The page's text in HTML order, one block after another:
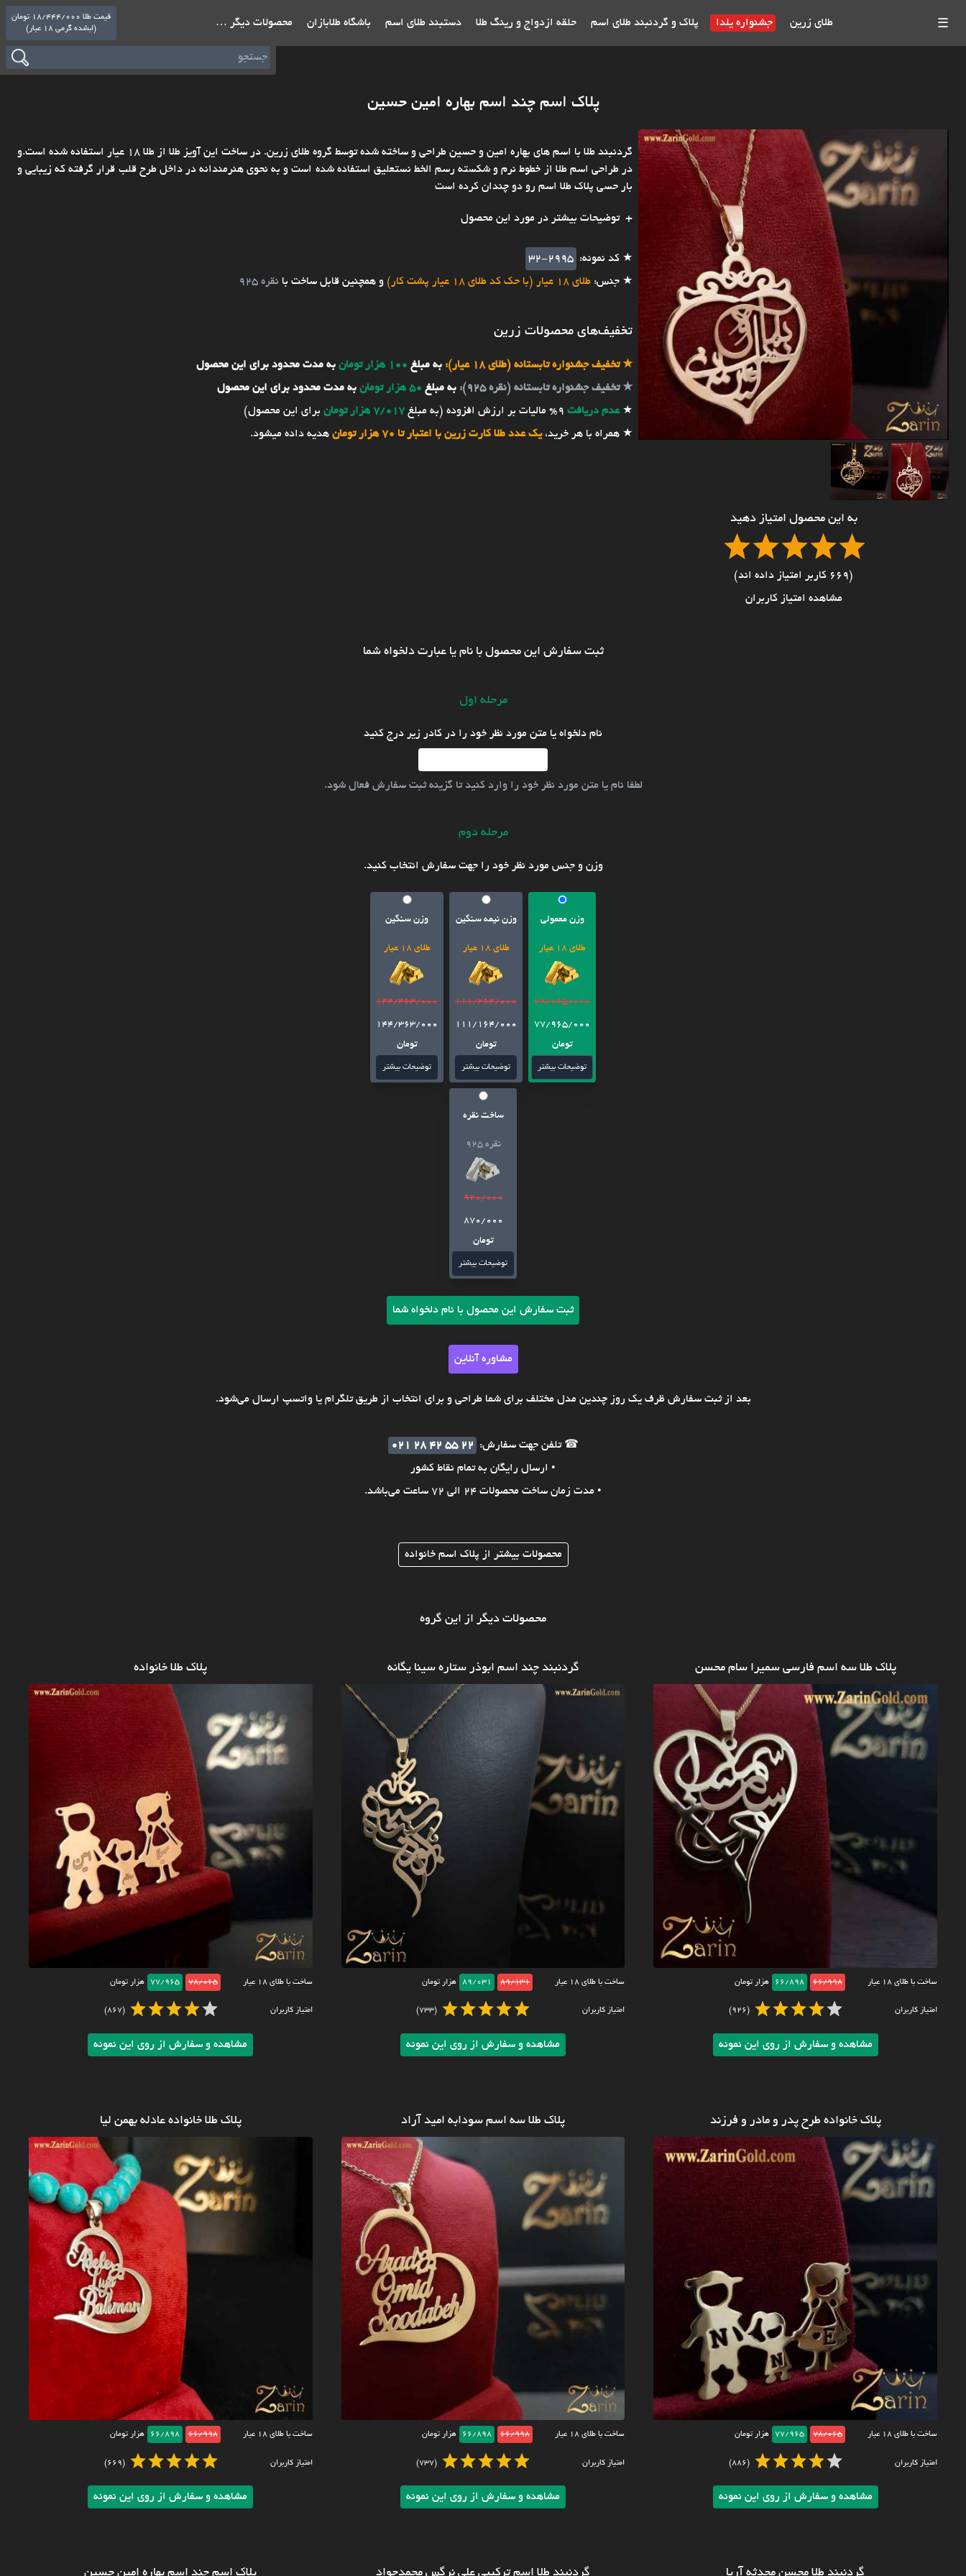
☰ طلای زرین جشنواره یلدا پلاک و گردنبند طلای اسم حلقه ازدواج و رینگ طلا دستبند طلای اسم باشگاه طلابازان محصولات دیگر …
قیمت طلا 18/444/000 تومان
(ابشده گرمی 18 عیار)
پلاک اسم چند اسم بهاره امین حسین
به این محصول امتیاز دهید
(669 کاربر امتیاز داده اند)
مشاهده امتیاز کاربران
گردنبند طلا با اسم های بهاره امین و حسین طراحی و ساخته شده توسط گروه طلای زرین. در ساخت این آویز طلا از طلا 18 عیار استفاده شده است.و
در طراحی اسم طلا از خطوط نرم و شکسته رسم الخط نستعلیق استفاده شده است و به نحوی هنرمندانه در داخل طرح قلب قرار گرفته که زیبایی و
بار حسی پلاک طلا اسم رو دو چندان کرده است
توضیحات بیشتر در مورد این محصول
★ کد نمونه: 32-2995
★ جنس: طلای 18 عیار (با حک کد طلای 18 عیار پشت کار) و همچنین قابل ساخت با نقره 925
تخفیف‌های محصولات زرین
★تخفیف جشنواره تابستانه (طلای 18 عیار): به مبلغ 100 هزار تومان
به مدت محدود برای این محصول
★تخفیف جشنواره تابستانه (نقره 925): به مبلغ 50 هزار تومان
به مدت محدود برای این محصول
★عدم دریافت 9% مالیات بر ارزش افزوده (به مبلغ 7/017 هزار تومان
برای این محصول)
★ همراه با هر خرید،یک عدد طلا کارت زرین با اعتبار تا 70 هزار تومان هدیه داده میشود.
ثبت سفارش این محصول با نام یا عبارت دلخواه شما
مرحله اول
نام دلخواه یا متن مورد نظر خود را در کادر زیر درج کنید
لطفا نام یا متن مورد نظر خود را وارد کنید تا گزینه ثبت سفارش فعال شود.
مرحله دوم
وزن و جنس مورد نظر خود را جهت سفارش انتخاب کنید.
وزن معمولی
طلای 18 عیار
78/065/000
77/965/000
تومان
توضیحات بیشتر
وزن نیمه سنگین
طلای 18 عیار
111/264/000
111/164/000
تومان
توضیحات بیشتر
وزن سنگین
طلای 18 عیار
144/463/000
144/363/000
تومان
توضیحات بیشتر
ساخت نقره
نقره 925
920/000
870/000
تومان
توضیحات بیشتر
ثبت سفارش این محصول با نام دلخواه شما
مشاوره آنلاین
بعد از ثبت سفارش ظرف یک روز چندین مدل مختلف برای شما طراحی و برای انتخاب از طریق تلگرام یا واتسپ ارسال می‌شود.
☎ تلفن جهت سفارش:
021 28 42 55 22
• ارسال رایگان به تمام نقاط کشور
• مدت زمان ساخت محصولات 24 الی 72 ساعت می‌باشد.
محصولات بیشتر از پلاک اسم خانواده
محصولات دیگر از این گروه
پلاک طلا سه اسم فارسی سمیرا سام محسن
ساخت با طلای ۱۸ عیار 66/998
66/898 هزار تومان
امتیاز کاربران (926)
مشاهده و سفارش از روی این نمونه
گردنبند چند اسم ابوذر ستاره سینا یگانه
ساخت با طلای ۱۸ عیار 89/131
89/031 هزار تومان
امتیاز کاربران (733)
مشاهده و سفارش از روی این نمونه
پلاک طلا خانواده
ساخت با طلای ۱۸ عیار 78/065
77/965 هزار تومان
امتیاز کاربران (867)
مشاهده و سفارش از روی این نمونه
پلاک خانواده طرح پدر و مادر و فرزند
ساخت با طلای ۱۸ عیار 78/065
77/965 هزار تومان
امتیاز کاربران (886)
مشاهده و سفارش از روی این نمونه
پلاک طلا سه اسم سودابه امید آراد
ساخت با طلای ۱۸ عیار 66/998
66/898 هزار تومان
امتیاز کاربران (737)
مشاهده و سفارش از روی این نمونه
پلاک طلا خانواده عادله بهمن لیا
ساخت با طلای ۱۸ عیار 66/998
66/898 هزار تومان
امتیاز کاربران (669)
مشاهده و سفارش از روی این نمونه
گردنبند طلا محسن محدثه آریا گردنبند طلا اسم ترکیبی علی نرگس محمدجواد پلاک اسم چند اسم بهاره امین حسین